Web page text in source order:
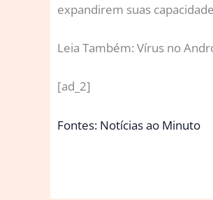
expandirem suas
Leia Também: Vírus no
[ad_2]
Fontes: Notícias ao Minuto